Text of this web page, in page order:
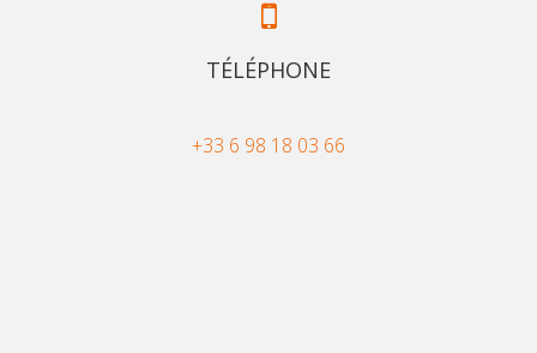
TÉLÉPHONE
+33 6 98 18 03 66